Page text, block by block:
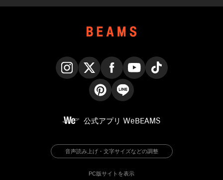
公式アプリ WeBEAMS
音声読み上げ・文字サイズなどの調整
PC版サイトを表示